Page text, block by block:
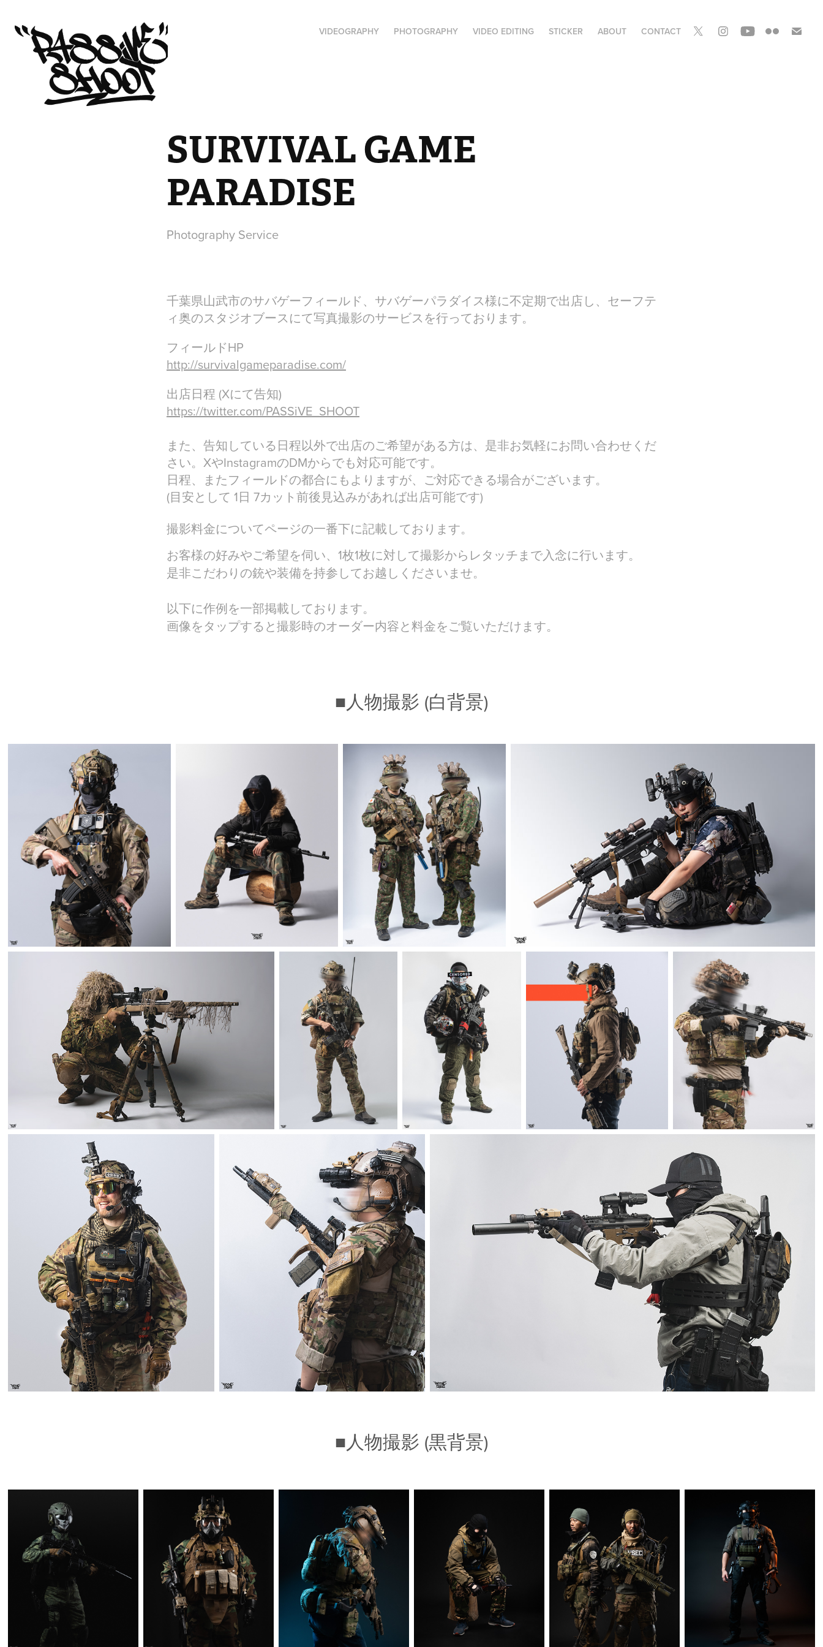
VIDEOGRAPHY PHOTOGRAPHY VIDEO EDITING STICKER ABOUT CONTACT
SURVIVAL GAME
PARADISE
Photography Service
千葉県山武市のサバゲーフィールド、サバゲーパラダイス様に不定期で出店し、セーフテ
ィ奥のスタジオブースにて写真撮影のサービスを行っております。
フィールドHP
http://survivalgameparadise.com/
出店日程 (Xにて告知)
https://twitter.com/PASSiVE_SHOOT
また、告知している日程以外で出店のご希望がある方は、是非お気軽にお問い合わせくだ
さい。XやInstagramのDMからでも対応可能です。
日程、またフィールドの都合にもよりますが、ご対応できる場合がございます。
(目安として 1日 7カット前後見込みがあれば出店可能です)
撮影料金についてページの一番下に記載しております。
お客様の好みやご希望を伺い、1枚1枚に対して撮影からレタッチまで入念に行います。
是非こだわりの銃や装備を持参してお越しくださいませ。
以下に作例を一部掲載しております。
画像をタップすると撮影時のオーダー内容と料金をご覧いただけます。
■人物撮影 (白背景)
■人物撮影 (黒背景)